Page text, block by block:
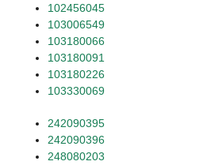
102456045
103006549
103180066
103180091
103180226
103330069
242090395
242090396
248080203